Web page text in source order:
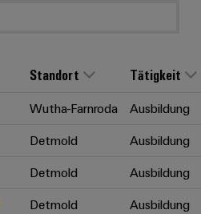
Standort Tätigkeit
Wutha-Farnroda Ausbildung
Detmold Ausbildung
Detmold Ausbildung
Detmold Ausbildung